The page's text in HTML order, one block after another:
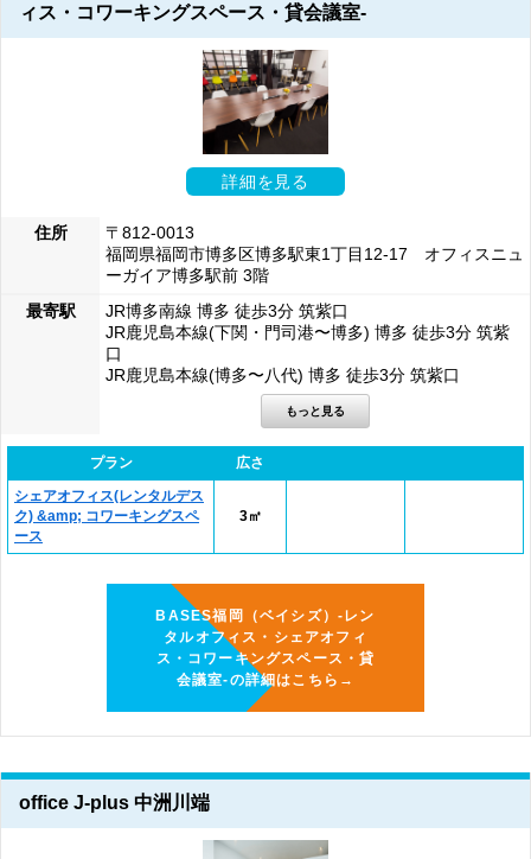
ィス・コワーキングスペース・貸会議室-
詳細を見る
住所
〒812-0013
福岡県福岡市博多区博多駅東1丁目12-17 オフィスニュ
ーガイア博多駅前 3階
最寄駅
JR博多南線 博多 徒歩3分 筑紫口
JR鹿児島本線(下関・門司港〜博多) 博多 徒歩3分 筑紫
口
JR鹿児島本線(博多〜八代) 博多 徒歩3分 筑紫口
プラン
広さ
シェアオフィス(レンタルデス
ク) &amp; コワーキングスペ
ース
3㎡
BASES福岡（ベイシズ）-レン
タルオフィス・シェアオフィ
ス・コワーキングスペース・貸
会議室-の詳細はこちら→
office J-plus 中洲川端